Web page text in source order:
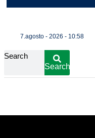
7.agosto - 2026 - 10:58
Search
Search